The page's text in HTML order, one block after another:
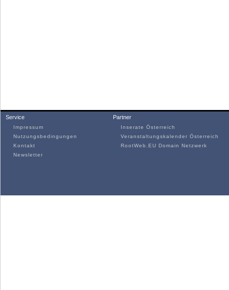
Service
Impressum
Nutzungsbedingungen
Kontakt
Newsletter
Partner
Inserate Österreich
Veranstaltungskalender Österreich
RootWeb.EU Domain Netzwerk